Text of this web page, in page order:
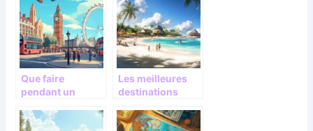
Que faire
pendant un
Londres ?
Les meilleures
destinations
soleil en janvier